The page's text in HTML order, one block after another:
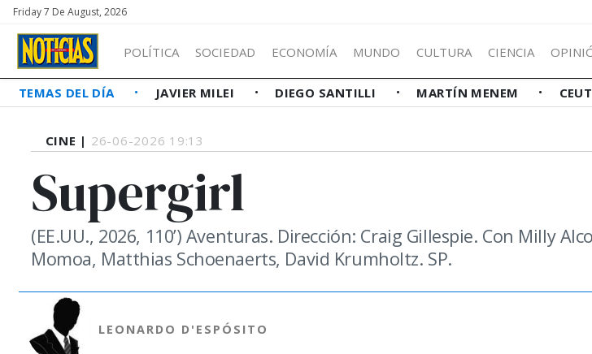
Friday 7 De August, 2026
POLÍTICA SOCIEDAD ECONOMÍA MUNDO CULTURA CIENCIA
TEMAS DEL DÍA JAVIER MILEI DIEGO SANTILLI MARTÍN MENEM
CINE | 26-06-2026 19:13
Supergirl
(EE.UU., 2026, 110’) Aventuras. Dirección: Craig Gillespie. Con Milly
Momoa, Matthias Schoenaerts, David Krumholtz. SP.
LEONARDO D'ESPÓSITO